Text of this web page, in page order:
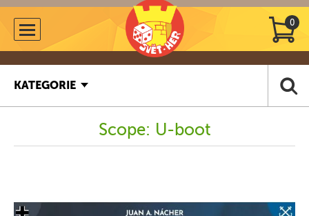
0
KATEGORIE
Scope: U-boot